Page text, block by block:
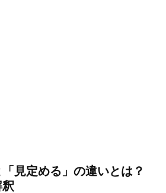
「見定める」の違いとは？
釈